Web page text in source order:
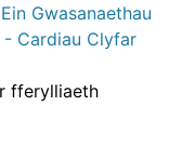
Ein Gwasanaethau
- Cardiau Clyfar
fferylliaeth